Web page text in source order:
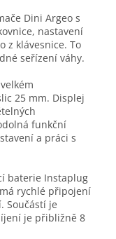
Dini Argeo s
nastavení
z klávesnice. To
seřízení váhy.
25 mm. Displej
funkční
a práci s
baterie Instaplug
rychlé připojení
Součástí je
je přibližně 8